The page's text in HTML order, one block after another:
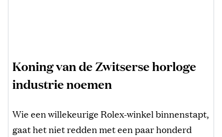
Koning van de Zwitserse horloge
industrie noemen
Wie een willekeurige Rolex-winkel binnenstapt,
gaat het niet redden met een paar honderd